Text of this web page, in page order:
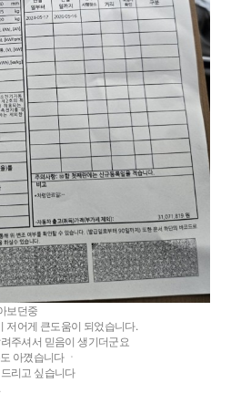
보던중
저어게 큰도움이 되었습니다.
주셔서 믿음이 생기더군요
아꼈습니다 ㆍ
리고 싶습니다